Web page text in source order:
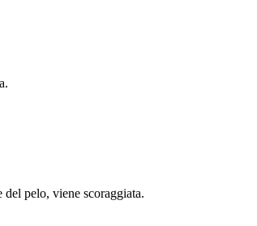
del pelo, viene scoraggiata.